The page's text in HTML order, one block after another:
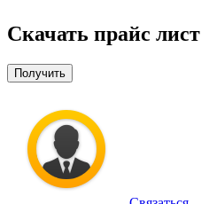
Скачать прайс лист
Получить